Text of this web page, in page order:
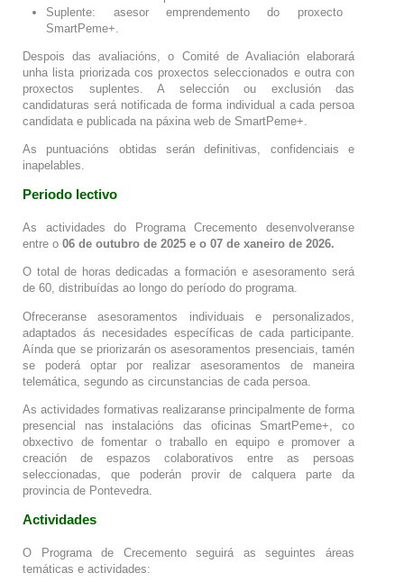
Suplente: asesor emprendemento do proxecto
SmartPeme+.
Despois das avaliacións, o Comité de Avaliación elaborará
unha lista priorizada cos proxectos seleccionados e outra con
proxectos suplentes. A selección ou exclusión das
candidaturas será notificada de forma individual a cada persoa
candidata e publicada na páxina web de SmartPeme+.
As puntuacións obtidas serán definitivas, confidenciais e
inapelables.
Periodo lectivo
As actividades do Programa Crecemento desenvolveranse
entre o 06 de outubro de 2025 e o 07 de xaneiro de 2026.
O total de horas dedicadas a formación e asesoramento será
de 60, distribuídas ao longo do período do programa.
Ofreceranse asesoramentos individuais e personalizados,
adaptados ás necesidades específicas de cada participante.
Aínda que se priorizarán os asesoramentos presenciais, tamén
se poderá optar por realizar asesoramentos de maneira
telemática, segundo as circunstancias de cada persoa.
As actividades formativas realizaranse principalmente de forma
presencial nas instalacións das oficinas SmartPeme+, co
obxectivo de fomentar o traballo en equipo e promover a
creación de espazos colaborativos entre as persoas
seleccionadas, que poderán provir de calquera parte da
provincia de Pontevedra.
Actividades
O Programa de Crecemento seguirá as seguintes áreas
temáticas e actividades: